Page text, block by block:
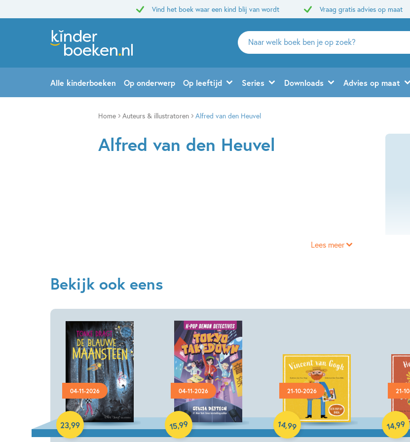
Vind het boek waar een kind blij van wordt Vraag gratis advies op maat
Zoeken
naar
en
uitgevers
Alle kinderboeken Op onderwerp Op leeftijd Series Downloads Advies op maat
Home Auteurs & illustratoren Alfred van den Heuvel
Alfred van den Heuvel
Lees meer
Bekijk ook eens
04-11-2026
23,99
Hardcover
04-11-2026
15,99
Hardcover
21-10-2026
14,99
Hardcover
21-
14,99